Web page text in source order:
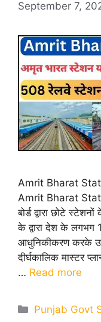
September 7,
Amrit Bharat
Amrit Bharat
बोर्ड द्वारा छोटे
के द्वारा देश के लगभग
आधुनिकीकरण करके
दीर्घकालिक मास्टर
… Read more
Categories
Punjab Govt